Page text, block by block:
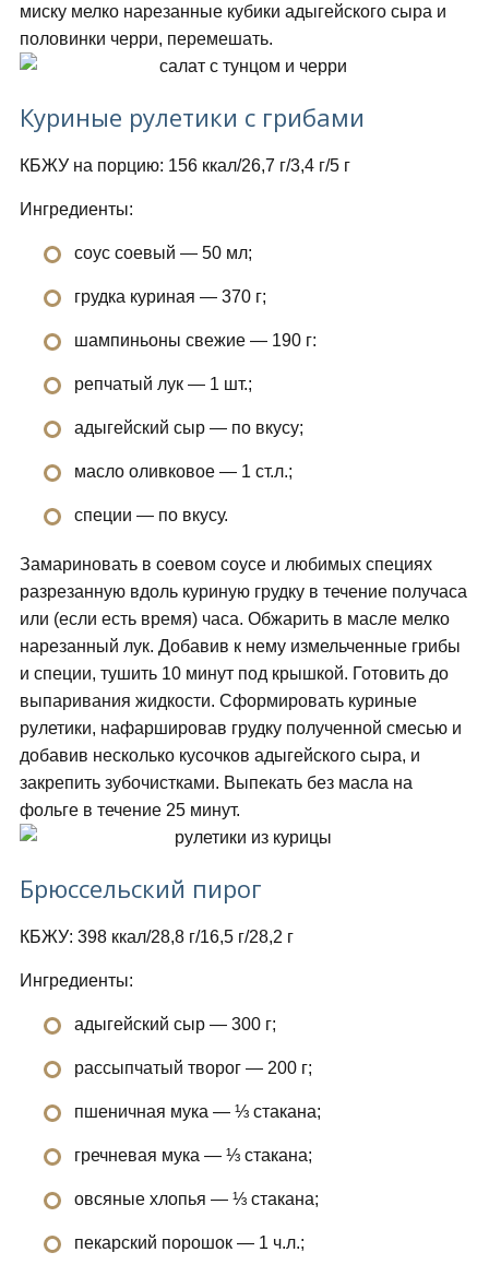
миску мелко нарезанные кубики адыгейского сыра и
половинки черри, перемешать.
Куриные рулетики с грибами
КБЖУ на порцию: 156 ккал/26,7 г/3,4 г/5 г
Ингредиенты:
соус соевый — 50 мл;
грудка куриная — 370 г;
шампиньоны свежие — 190 г:
репчатый лук — 1 шт.;
адыгейский сыр — по вкусу;
масло оливковое — 1 ст.л.;
специи — по вкусу.
Замариновать в соевом соусе и любимых специях
разрезанную вдоль куриную грудку в течение получаса
или (если есть время) часа. Обжарить в масле мелко
нарезанный лук. Добавив к нему измельченные грибы
и специи, тушить 10 минут под крышкой. Готовить до
выпаривания жидкости. Сформировать куриные
рулетики, нафаршировав грудку полученной смесью и
добавив несколько кусочков адыгейского сыра, и
закрепить зубочистками. Выпекать без масла на
фольге в течение 25 минут.
Брюссельский пирог
КБЖУ: 398 ккал/28,8 г/16,5 г/28,2 г
Ингредиенты:
адыгейский сыр — 300 г;
рассыпчатый творог — 200 г;
пшеничная мука — ⅓ стакана;
гречневая мука — ⅓ стакана;
овсяные хлопья — ⅓ стакана;
пекарский порошок — 1 ч.л.;